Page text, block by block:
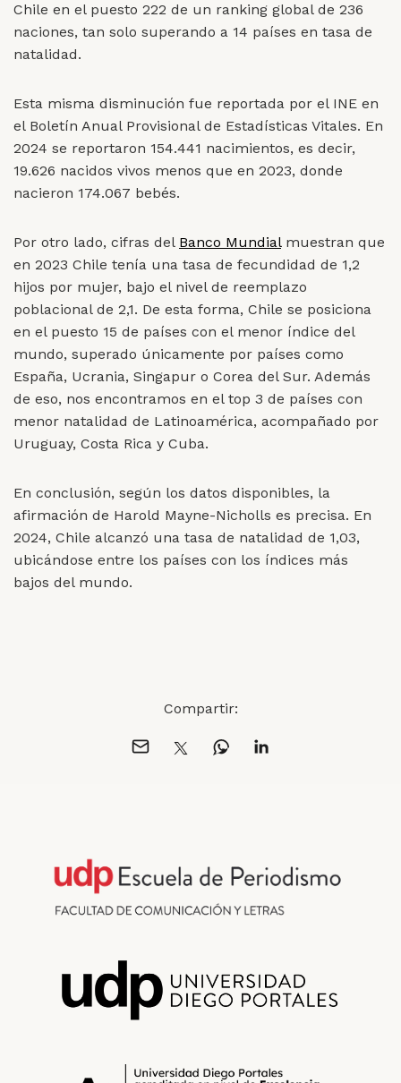
Chile en el puesto 222 de un ranking global de 236
naciones, tan solo superando a 14 países en tasa de
natalidad.
Esta misma disminución fue reportada por el INE en
el Boletín Anual Provisional de Estadísticas Vitales. En
2024 se reportaron 154.441 nacimientos, es decir,
19.626 nacidos vivos menos que en 2023, donde
nacieron 174.067 bebés.
Por otro lado, cifras del Banco Mundialmuestran que
en 2023 Chile tenía una tasa de fecundidad de 1,2
hijos por mujer, bajo el nivel de reemplazo
poblacional de 2,1. De esta forma, Chile se posiciona
en el puesto 15 de países con el menor índice del
mundo, superado únicamente por países como
España, Ucrania, Singapur o Corea del Sur. Además
de eso, nos encontramos en el top 3 de países con
menor natalidad de Latinoamérica, acompañado por
Uruguay, Costa Rica y Cuba.
En conclusión, según los datos disponibles, la
afirmación de Harold Mayne-Nicholls es precisa. En
2024, Chile alcanzó una tasa de natalidad de 1,03,
ubicándose entre los países con los índices más
bajos del mundo.
Compartir: